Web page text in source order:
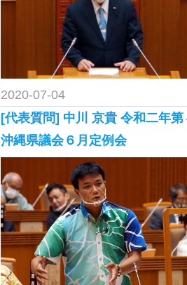
2020-07-04
[代表質問] 中川 京貴 令和二年第
沖縄県議会６月定例会